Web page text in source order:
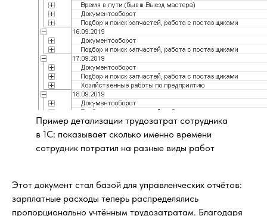
Пример детализации трудозатрат сотрудника
в 1С: показывает сколько именно времени
сотрудник потратил на разные виды работ
Этот документ стал базой для управленческих отчётов:
зарплатные расходы теперь распределялись
пропорционально учтённым трудозатратам. Благодаря